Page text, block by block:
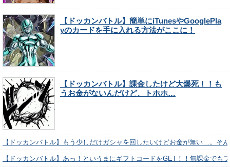
【ドッカンバトル】簡単にiTunesやGooglePla
yのカードを手に入れる方法がここに！
【ドッカンバトル】課金したけど大爆死！！も
うお金がないんだけど、トホホ…
【ドッカンバトル】もう少しだけガシャを回したいけどお金が無い…。そ
【ドッカンバトル】あっ！というまにギフトコードをGET！！無課金でも